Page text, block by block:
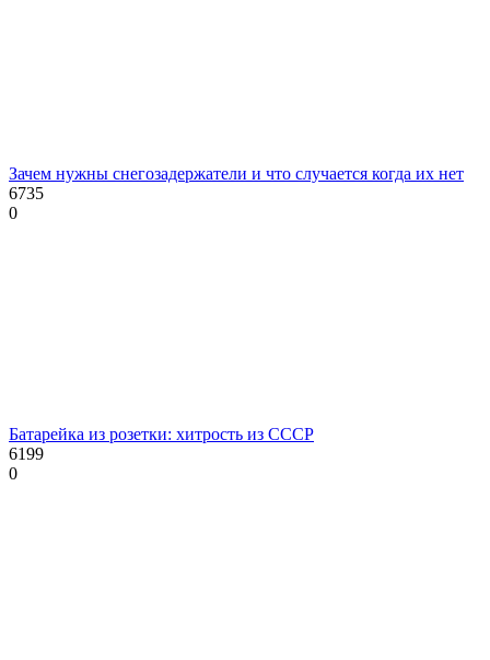
Зачем нужны снегозадержатели и что случается когда их нет
6735
0
Батарейка из розетки: хитрость из СССР
6199
0